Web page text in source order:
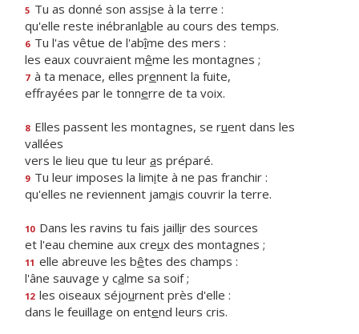
5 Tu as donné son assise à la terre :
qu'elle reste inébranlable au cours des temps.
6 Tu l'as vêtue de l'abîme des mers :
les eaux couvraient même les montagnes ;
7 à ta menace, elles prennent la fuite,
effrayées par le tonnerre de ta voix.
8 Elles passent les montagnes, se ruent dans les
vallées
vers le lieu que tu leur as préparé.
9 Tu leur imposes la limite à ne pas franchir :
qu'elles ne reviennent jamais couvrir la terre.
10 Dans les ravins tu fais jaillir des sources
et l'eau chemine aux creux des montagnes ;
11 elle abreuve les bêtes des champs :
l'âne sauvage y calme sa soif ;
12 les oiseaux séjournent près d'elle :
dans le feuillage on entend leurs cris.